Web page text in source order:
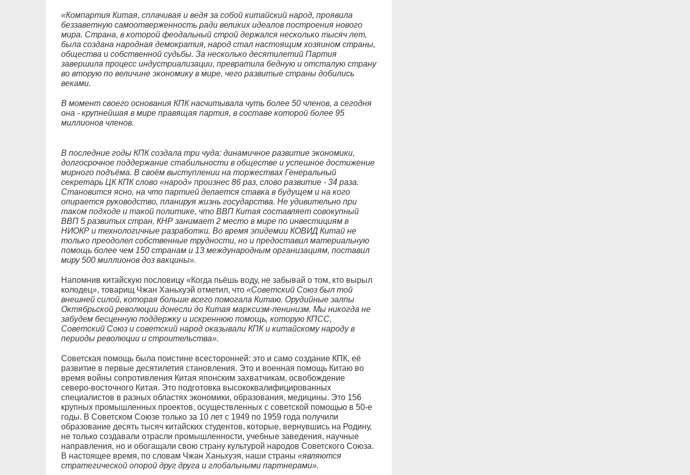
«Компартия Китая, сплачивая и ведя за собой китайский народ, проявила
беззаветную самоотверженность ради великих идеалов построения нового
мира. Страна, в которой феодальный строй держался несколько тысяч лет,
была создана народная демократия, народ стал настоящим хозяином страны,
общества и собственной судьбы. За несколько десятилетий Партия
завершила процесс индустриализации, превратила бедную и отсталую страну
во вторую по величине экономику в мире, чего развитые страны добились
веками.
В момент своего основания КПК насчитывала чуть более 50 членов, а сегодня
она - крупнейшая в мире правящая партия, в составе которой более 95
миллионов членов.
В последние годы КПК создала три чуда: динамичное развитие экономики,
долгосрочное поддержание стабильности в обществе и успешное достижение
мирного подъёма. В своём выступлении на торжествах Генеральный
секретарь ЦК КПК слово «народ» произнес 86 раз, слово развитие - 34 раза.
Становится ясно, на что партией делается ставка в будущем и на кого
опирается руководство, планируя жизнь государства. Не удивительно при
таком подходе и такой политике, что ВВП Китая составляет совокупный
ВВП 5 развитых стран, КНР занимает 2 место в мире по инвестициям в
НИОКР и технологичные разработки. Во время эпидемии КОВИД Китай не
только преодолел собственные трудности, но и предоставил материальную
помощь более чем 150 странам и 13 международным организациям, поставил
миру 500 миллионов доз вакцины».
Напомнив китайскую пословицу «Когда пьёшь воду, не забывай о том, кто вырыл
колодец», товарищ Чжан Ханьхуэй отметил, что «Советский Союз был той
внешней силой, которая больше всего помогала Китаю. Орудийные залпы
Октябрьской революции донесли до Китая марксизм-ленинизм. Мы никогда не
забудем бесценную поддержку и искреннюю помощь, которую КПСС,
Советский Союз и советский народ оказывали КПК и китайскому народу в
периоды революции и строительства».
Советская помощь была поистине всесторонней: это и само создание КПК, её
развитие в первые десятилетия становления. Это и военная помощь Китаю во
время войны сопротивления Китая японским захватчикам, освобождение
северо-восточного Китая. Это подготовка высококвалифицированных
специалистов в разных областях экономики, образования, медицины. Это 156
крупных промышленных проектов, осуществленных с советской помощью в 50-е
годы. В Советском Союзе только за 10 лет с 1949 по 1959 года получили
образование десять тысяч китайских студентов, которые, вернувшись на Родину,
не только создавали отрасли промышленности, учебные заведения, научные
направления, но и обогащали свою страну культурой народов Советского Союза.
В настоящее время, по словам Чжан Ханьхуэя, наши страны «являются
стратегической опорой друг друга и глобальными партнерами».